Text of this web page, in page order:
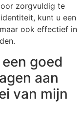
zorgvuldig te
kunt u een
ook effectief in
goed
aan
van mijn